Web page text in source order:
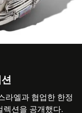
라엘과 협업한 한정
렉션을 공개했다.